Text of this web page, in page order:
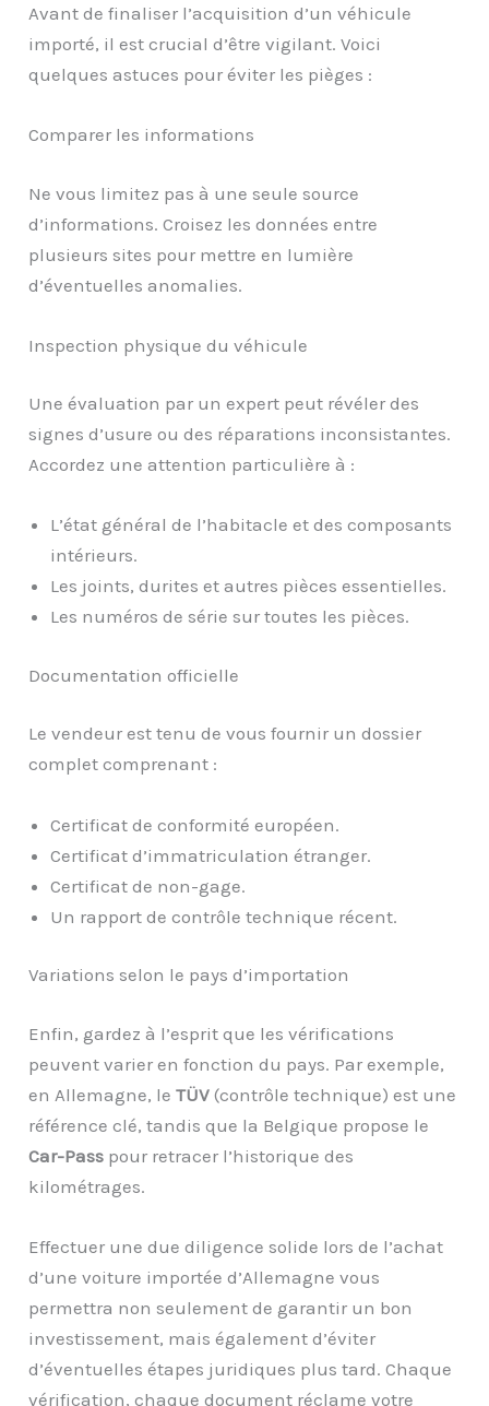
Avant de finaliser l’acquisition d’un véhicule
importé, il est crucial d’être vigilant. Voici
quelques astuces pour éviter les pièges :
Comparer les informations
Ne vous limitez pas à une seule source
d’informations. Croisez les données entre
plusieurs sites pour mettre en lumière
d’éventuelles anomalies.
Inspection physique du véhicule
Une évaluation par un expert peut révéler des
signes d’usure ou des réparations inconsistantes.
Accordez une attention particulière à :
L’état général de l’habitacle et des composants
intérieurs.
Les joints, durites et autres pièces essentielles.
Les numéros de série sur toutes les pièces.
Documentation officielle
Le vendeur est tenu de vous fournir un dossier
complet comprenant :
Certificat de conformité européen.
Certificat d’immatriculation étranger.
Certificat de non-gage.
Un rapport de contrôle technique récent.
Variations selon le pays d’importation
Enfin, gardez à l’esprit que les vérifications
peuvent varier en fonction du pays. Par exemple,
en Allemagne, leTÜV (contrôle technique) est une
référence clé, tandis que la Belgique propose le
Car-Pass pour retracer l’historique des
kilométrages.
Effectuer une due diligence solide lors de l’achat
d’une voiture importée d’Allemagne vous
permettra non seulement de garantir un bon
investissement, mais également d’éviter
d’éventuelles étapes juridiques plus tard. Chaque
vérification, chaque document réclame votre